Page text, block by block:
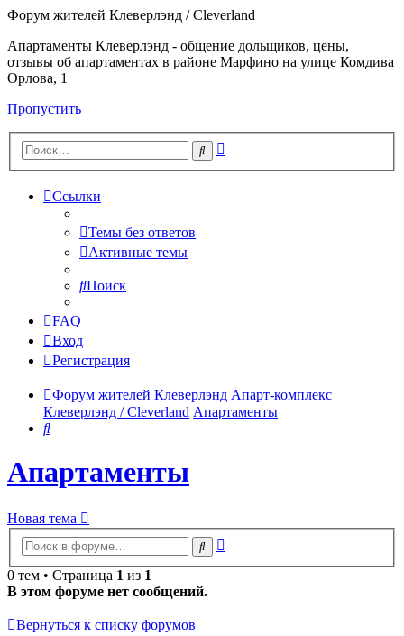
Форум жителей Клеверлэнд / Cleverland
Апартаменты Клеверлэнд - общение дольщиков, цены,
отзывы об апартаментах в районе Марфино на улице Комдива
Орлова, 1
Пропустить
Поиск
Ссылки
Темы без ответов
Активные темы
Поиск
FAQ
Вход
Регистрация
Форум жителей Клеверлэнд Апарт-комплекс
Клеверлэнд / Cleverland Апартаменты
Поиск
Апартаменты
Новая тема
Поиск
0 тем • Страница 1 из 1
В этом форуме нет сообщений.
Вернуться к списку форумов